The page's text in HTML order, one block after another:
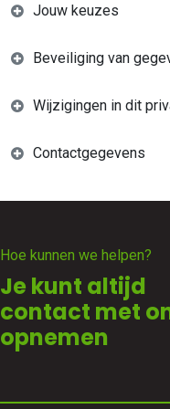
Jouw keuzes
Beveiliging van
Wijzigingen in dit
Contactgegevens
Hoe kunnen we helpen?
Je kunt altijd
contact met
opnemen